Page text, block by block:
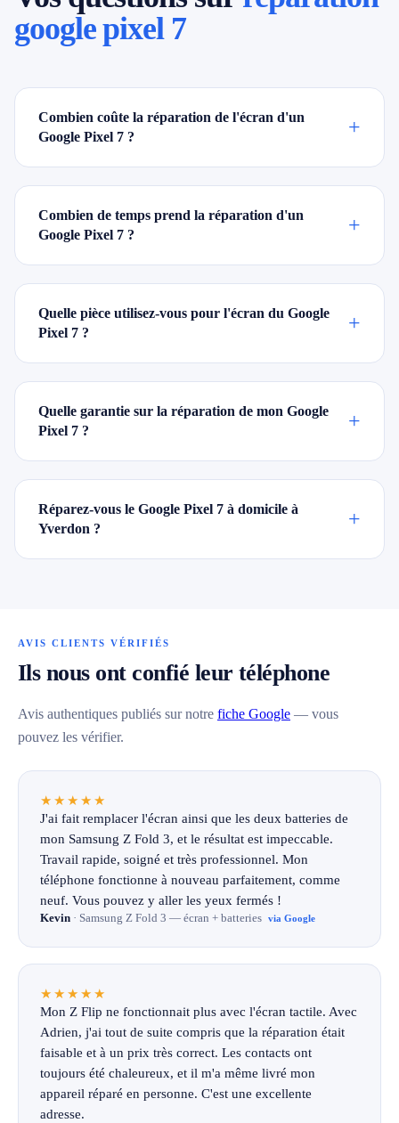
google pixel 7
Combien coûte la réparation de l'écran d'un
Google Pixel 7 ?
+
Combien de temps prend la réparation d'un
Google Pixel 7 ?
+
Quelle pièce utilisez-vous pour l'écran du Google
Pixel 7 ?
+
Quelle garantie sur la réparation de mon Google
Pixel 7 ?
+
Réparez-vous le Google Pixel 7 à domicile à
Yverdon ?
+
AVIS CLIENTS VÉRIFIÉS
Ils nous ont confié leur téléphone
Avis authentiques publiés sur notre fiche Google — vous
pouvez les vérifier.
★★★★★
J'ai fait remplacer l'écran ainsi que les deux batteries de
mon Samsung Z Fold 3, et le résultat est impeccable.
Travail rapide, soigné et très professionnel. Mon
téléphone fonctionne à nouveau parfaitement, comme
neuf. Vous pouvez y aller les yeux fermés !
Kevin · Samsung Z Fold 3 — écran + batteries via Google
★★★★★
Mon Z Flip ne fonctionnait plus avec l'écran tactile. Avec
Adrien, j'ai tout de suite compris que la réparation était
faisable et à un prix très correct. Les contacts ont
toujours été chaleureux, et il m'a même livré mon
appareil réparé en personne. C'est une excellente
adresse.